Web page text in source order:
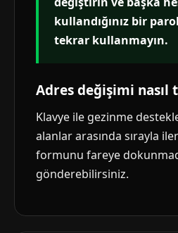
kullandığınız bir
tekrar kullanmayın.
Adres değişimi nasıl
Klavye ile gezinme
alanlar arasında sırayla
formunu fareye
gönderebilirsiniz.